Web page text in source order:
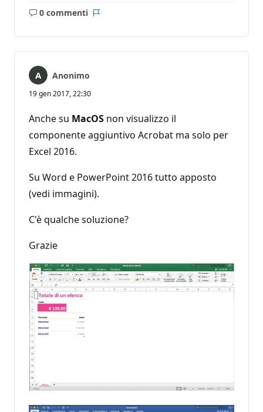
0 commenti
Nessun
Anonimo
19 gen 2017, 22:30
Anche su MacOS non visualizzo il
componente aggiuntivo Acrobat ma solo per
Excel 2016.
Su Word e PowerPoint 2016 tutto apposto
(vedi immagini).
C'è qualche soluzione?
Grazie